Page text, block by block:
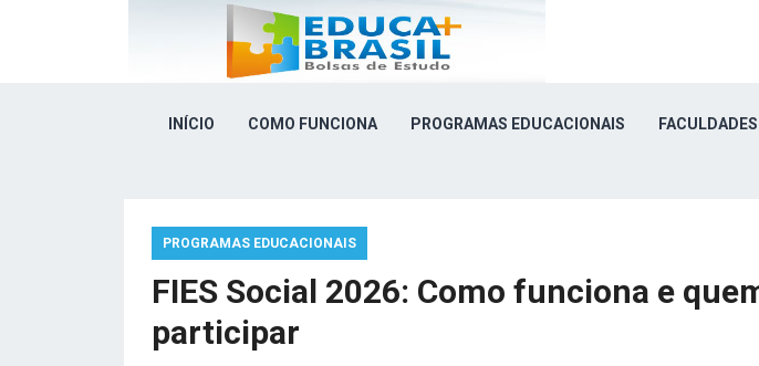
INÍCIO COMO FUNCIONA PROGRAMAS EDUCACIONAIS FACULDADES
PROGRAMAS EDUCACIONAIS
FIES Social 2026: Como funciona e
participar